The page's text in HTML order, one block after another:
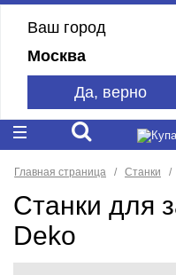
Ваш город
Москва
Да, верно
Главная страница Станки
Станки для
Deko